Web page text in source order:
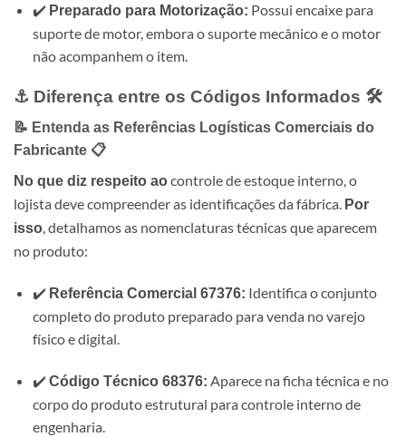
✔️ Preparado para Motorização: Possui encaixe para
suporte de motor, embora o suporte mecânico e o motor
não acompanhem o item.
⚓ Diferença entre os Códigos Informados 🛠️
📝 Entenda as Referências Logísticas Comerciais do
Fabricante 📋
No que diz respeito aocontrole de estoque interno, o
lojista deve compreender as identificações da fábrica. Por
isso, detalhamos as nomenclaturas técnicas que aparecem
no produto:
✔️ Referência Comercial 67376: Identifica o conjunto
completo do produto preparado para venda no varejo
físico e digital.
✔️ Código Técnico 68376: Aparece na ficha técnica e no
corpo do produto estrutural para controle interno de
engenharia.